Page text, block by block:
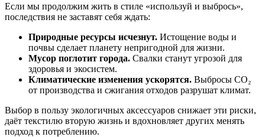
Если мы продолжим жить в стиле «используй и выбрось»,
последствия не заставят себя ждать:
Природные ресурсы исчезнут. Истощение воды и
почвы сделает планету непригодной для жизни.
Мусор поглотит города. Свалки станут угрозой для
здоровья и экосистем.
Климатические изменения ускорятся. Выбросы CO₂
от производства и сжигания отходов разрушат климат.
Выбор в пользу экологичных аксессуаров снижает эти риски,
даёт текстилю вторую жизнь и вдохновляет других менять
подход к потреблению.